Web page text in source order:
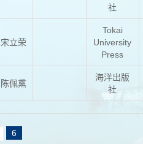
社
宋立荣
Tokai
University
Press
陈佩熏
海洋出版
社
6